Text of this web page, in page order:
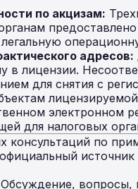
по акцизам:
адресов:
в лицензии.
для снятия с
электронном
для налоговых
консультаций по
источник
Обсуждение, вопросы,